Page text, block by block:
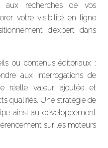
aux recherches de vos
votre visibilité en ligne
d’expert dans
ou contenus éditoriaux :
aux interrogations de
réelle valeur ajoutée et
qualifiés. Une stratégie de
ainsi au développement
sur les moteurs